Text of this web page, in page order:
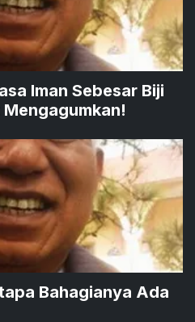
Iman Sebesar Biji
Bahagianya Ada